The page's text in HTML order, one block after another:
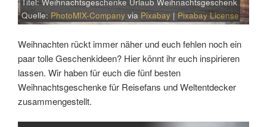
Quelle: PhotoMIX-Company via Pixabay | Pixabay License
Weihnachten rückt immer näher und euch fehlen noch ein
paar tolle Geschenkideen? Hier könnt ihr euch inspirieren
lassen. Wir haben für euch die fünf besten
Weihnachtsgeschenke für Reisefans und Weltentdecker
zusammengestellt.